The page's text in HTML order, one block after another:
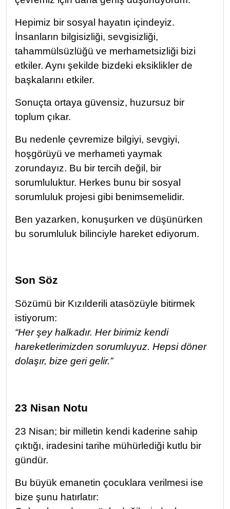
Hepimiz bir sosyal hayatın içindeyiz.
İnsanların bilgisizliği, sevgisizliği,
tahammülsüzlüğü ve merhametsizliği bizi
etkiler. Aynı şekilde bizdeki eksiklikler de
başkalarını etkiler.
Sonuçta ortaya güvensiz, huzursuz bir
toplum çıkar.
Bu nedenle çevremize bilgiyi, sevgiyi,
hoşgörüyü ve merhameti yaymak
zorundayız. Bu bir tercih değil, bir
sorumluluktur. Herkes bunu bir sosyal
sorumluluk projesi gibi benimsemelidir.
Ben yazarken, konuşurken ve düşünürken
bu sorumluluk bilinciyle hareket ediyorum.
Son Söz
Sözümü bir Kızılderili atasözüyle bitirmek
istiyorum:
“Her şey halkadır. Her birimiz kendi
hareketlerimizden sorumluyuz. Hepsi döner
dolaşır, bize geri gelir.”
23 Nisan Notu
23 Nisan; bir milletin kendi kaderine sahip
çıktığı, iradesini tarihe mühürlediği kutlu bir
gündür.
Bu büyük emanetin çocuklara verilmesi ise
bize şunu hatırlatır: